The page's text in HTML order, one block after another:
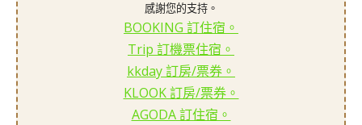
感謝您的支持。
BOOKING 訂住宿。
Trip 訂機票住宿。
kkday 訂房/票券。
KLOOK 訂房/票券。
AGODA 訂住宿。